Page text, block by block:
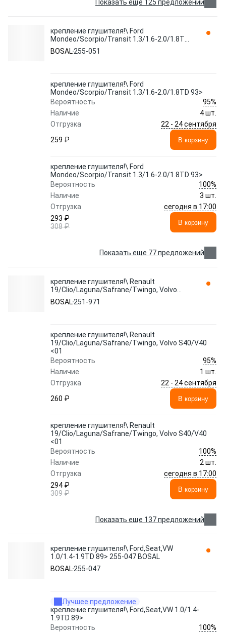
Показать еще 125 предложений
крепление глушителя!\ Ford
Mondeo/Scorpio/Transit 1.3/1.6-2.0/1.8TD
93> 255-051 BOSAL
BOSAL255-051
крепление глушителя!\ Ford
Mondeo/Scorpio/Transit 1.3/1.6-2.0/1.8TD 93>
Вероятность
95%
Наличие
4 шт.
Отгрузка
22 - 24 сентября
259 ₽
В корзину
крепление глушителя!\ Ford
Mondeo/Scorpio/Transit 1.3/1.6-2.0/1.8TD 93>
Вероятность
100%
Наличие
3 шт.
Отгрузка
сегодня в 17:00
293 ₽
308 ₽
В корзину
Показать еще 77 предложений
крепление глушителя!\ Renault
19/Clio/Laguna/Safrane/Twingo, Volvo
S40/V40 <01 251-971 BOSAL
BOSAL251-971
крепление глушителя!\ Renault
19/Clio/Laguna/Safrane/Twingo, Volvo S40/V40
<01
Вероятность
95%
Наличие
1 шт.
Отгрузка
22 - 24 сентября
260 ₽
В корзину
крепление глушителя!\ Renault
19/Clio/Laguna/Safrane/Twingo, Volvo S40/V40
<01
Вероятность
100%
Наличие
2 шт.
Отгрузка
сегодня в 17:00
294 ₽
309 ₽
В корзину
Показать еще 137 предложений
крепление глушителя!\ Ford,Seat,VW
1.0/1.4-1.9TD 89> 255-047 BOSAL
BOSAL255-047
Лучшее предложение
крепление глушителя!\ Ford,Seat,VW 1.0/1.4-
1.9TD 89>
Вероятность
100%